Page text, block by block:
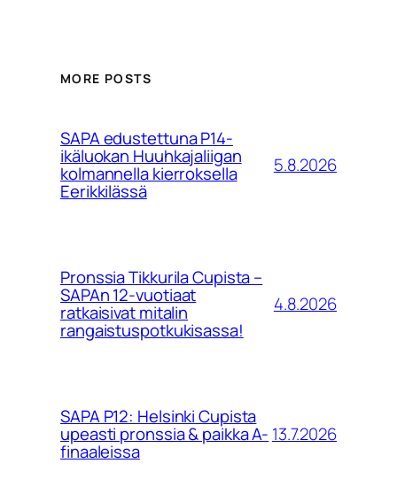
MORE POSTS
SAPA edustettuna P14-
ikäluokan Huuhkajaliigan
kolmannella kierroksella
Eerikkilässä
5.8.2026
Pronssia Tikkurila Cupista –
SAPAn 12-vuotiaat
ratkaisivat mitalin
rangaistuspotkukisassa!
4.8.2026
SAPA P12: Helsinki Cupista
upeasti pronssia & paikka A-
finaaleissa
13.7.2026